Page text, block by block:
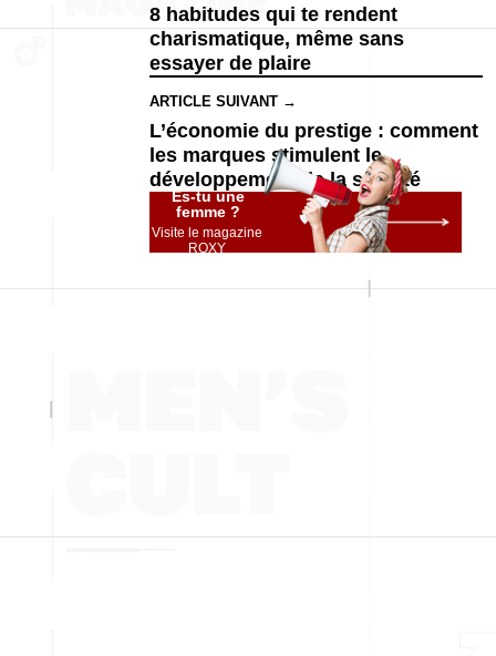
8 habitudes qui te rendent
charismatique, même sans
essayer de plaire
ARTICLE SUIVANT →
L’économie du prestige : comment
les marques stimulent le
développement de la société
Es-tu une
femme ?
Visite le magazine
ROXY